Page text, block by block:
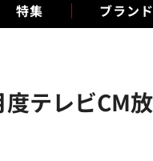
特集 ブラン
フ
テレビCM